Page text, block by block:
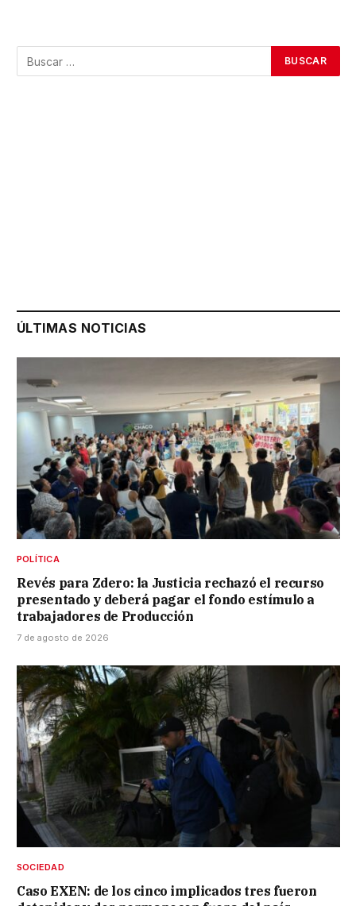
ÚLTIMAS NOTICIAS
POLÍTICA
Revés para Zdero: la Justicia rechazó el recurso
presentado y deberá pagar el fondo estímulo a
trabajadores de Producción
7 de agosto de 2026
SOCIEDAD
Caso EXEN: de los cinco implicados tres fueron